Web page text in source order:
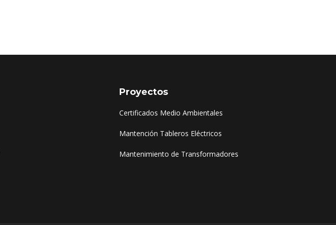
Proyectos
Certificados Medio Ambientales
Mantención Tableros Eléctricos
Mantenimiento de Transformadores